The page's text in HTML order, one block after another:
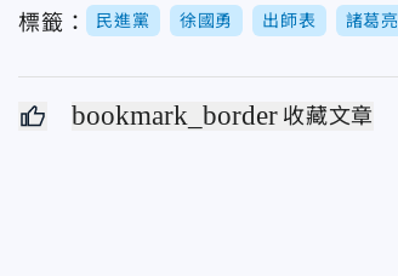
標籤： 民進黨 徐國勇 出師表 諸葛亮
bookmark_border 收藏文章